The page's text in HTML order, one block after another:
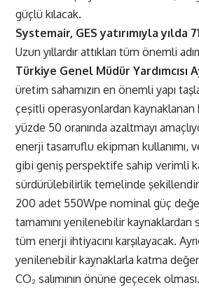
güçlü kılacak.
Systemair, GES yatırımıyla yılda
Uzun yıllardır attıkları tüm önemli
Türkiye Genel Müdür Yardımcısı
üretim sahamızın en önemli yapı
çeşitli operasyonlardan kaynaklanan
yüzde 50 oranında azaltmayı
enerji tasarruflu ekipman kullanımı,
gibi geniş perspektife sahip verimli
sürdürülebilirlik temelinde
200 adet 550Wpe nominal güç
tamamını yenilenebilir kaynaklardan
tüm enerji ihtiyacını karşılayacak.
yenilenebilir kaynaklarla katma değer
CO₂ salımının önüne geçecek